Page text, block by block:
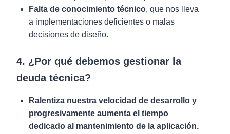
Falta de conocimiento técnico, que nos lleva
a implementaciones deficientes o malas
decisiones de diseño.
4. ¿Por qué debemos gestionar la
deuda técnica?
Ralentiza nuestra velocidad de desarrollo y
progresivamente aumenta el tiempo
dedicado al mantenimiento de la aplicación.